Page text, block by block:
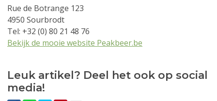
Rue de Botrange 123
4950 Sourbrodt
Tel: +32 (0) 80 21 48 76
Bekijk de mooie website Peakbeer.be
Leuk artikel? Deel het ook op social
media!